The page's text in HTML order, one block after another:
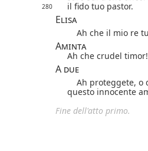
280 il fido tuo pastor.
Elisa
Ah che il mio re
Aminta
Ah che crudel timor!
A due
Ah proteggete, o
questo innocente
Fine dell'atto primo.